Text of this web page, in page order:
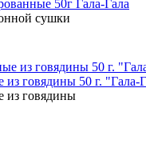
50г Гала-Гала
сушки
говядины 50 г. "Гала-
из говядины